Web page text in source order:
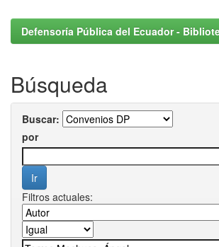
Defensoría Pública del Ecuador -
Búsqueda
Buscar:
por
Filtros actuales: